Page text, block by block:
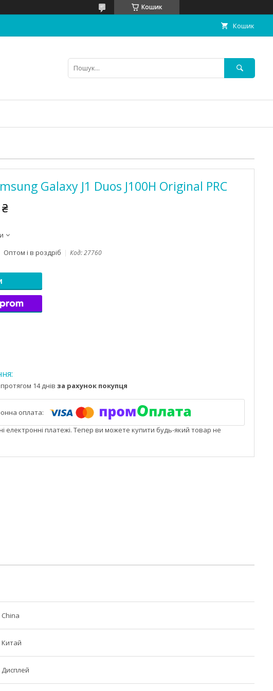
Кошик
Кошик
Galaxy J1 Duos J100H Original PRC
Оптом і в роздріб Код:27760
14 днів за рахунок покупця
електронні платежі. Тепер ви можете купити будь-який товар не
China
Китай
Дисплей